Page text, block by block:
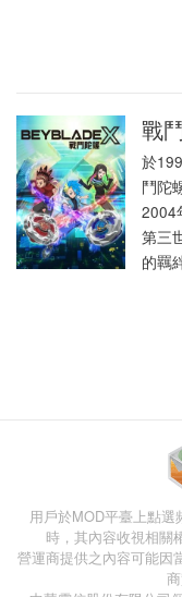
戰
於
鬥陀
2004
第三
的羈
用戶於MOD平臺上點
時，其內容收視相關
營運商提供之內容可能因